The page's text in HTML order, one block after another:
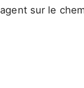
sur le